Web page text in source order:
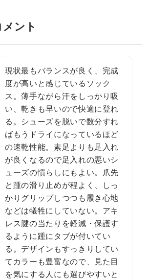
ント
現状最もバランスが良く、完成
度が高いと感じているソック
ス。薄手ながら汗をしっかり吸
い、乾きも早いので快適に登れ
る。シューズを脱いで数分すれ
ばもうドライになっているほど
の速乾性能。素足よりも足入れ
が良くなるので足入れの悪いシ
ューズの慣らしにもよい。爪先
と踵の滑り止めが程よく、しっ
かりグリップしつつも履き心地
などは犠牲にしていない。アキ
レス腱の当たりを軽減・保護す
るように踵にタブが付いてい
る。デザインもすっきりしてい
てカラーも豊富なので、見た目
を気にする人にも選びやすいと